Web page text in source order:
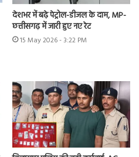
देशभर में बढ़े पेट्रोल-डीजल के दाम, MP-
छत्तीसगढ़ में जारी हुए नए रेट
15 May 2026 - 3:22 PM